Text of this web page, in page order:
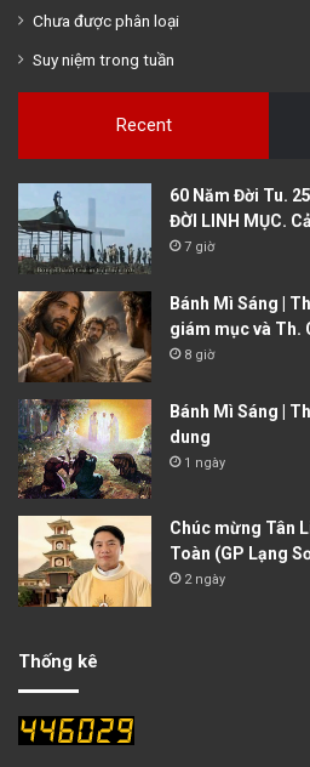
Chưa được phân loại
Suy niệm trong tuần
Recent
60 Năm Đời Tu.
ĐỜI LINH MỤC.
7 giờ
Bánh Mì Sáng |
giám mục và Th.
8 giờ
Bánh Mì Sáng |
dung
1 ngày
Chúc mừng Tân
Toàn (GP Lạng
2 ngày
Thống kê